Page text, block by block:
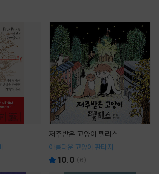
저주받은 고양이 펠리스
아름다운 고양이 판타지
10.0 (6)